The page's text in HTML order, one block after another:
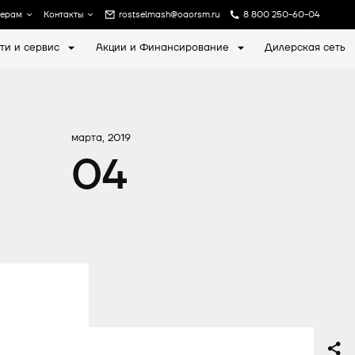
Контакты rostselmash@oaorsm.ru 8 800 250-60-04
и сервис Акции и Финансирование Дилерская сеть
марта, 2019
04